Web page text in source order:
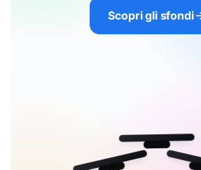
Scopri gli sfondi